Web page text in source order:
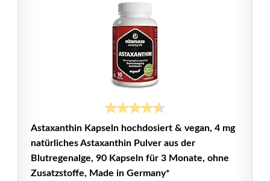
Astaxanthin Kapseln hochdosiert & vegan, 4 mg
natürliches Astaxanthin Pulver aus der
Blutregenalge, 90 Kapseln für 3 Monate, ohne
Zusatzstoffe, Made in Germany*